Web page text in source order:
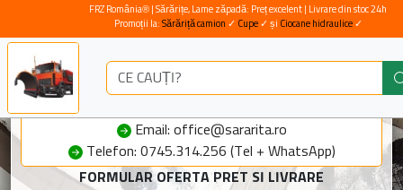
Email: office@sararita.ro
Telefon: 0745.314.256 (Tel + WhatsApp)
FORMULAR OFERTA PRET SI LIVRARE
FRZ România® | Sărărițe, Lame zăpadă: Preț excelent | Livrare din stoc 24h
Promoții la: Sărăriță camion ✓ Cupe ✓ și Ciocane hidraulice✓